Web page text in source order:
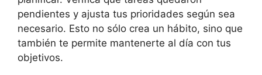
pendientes y ajusta tus prioridades según sea
necesario. Esto no sólo crea un hábito, sino que
también te permite mantenerte al día con tus
objetivos.